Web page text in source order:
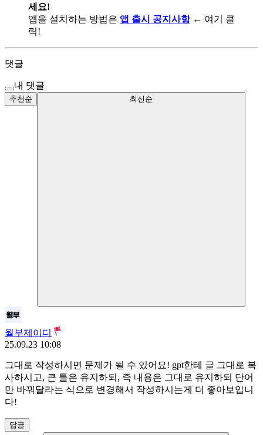
세요!
앱을 설치하는 방법은 앱 출시 공지사항← 여기 클
릭!
댓글
내 댓글
추천순 최신순
월부제이디
25.09.23 10:08
그대로 작성하시면 문제가 될 수 있어요! gpt한테 글 그대로 복
사하시고, 큰 틀은 유지하되, 즉 내용은 그대로 유지하되 단어
만 바꿔달라는 식으로 변경해서 작성하시는게 더 좋아보입니
다!
답글